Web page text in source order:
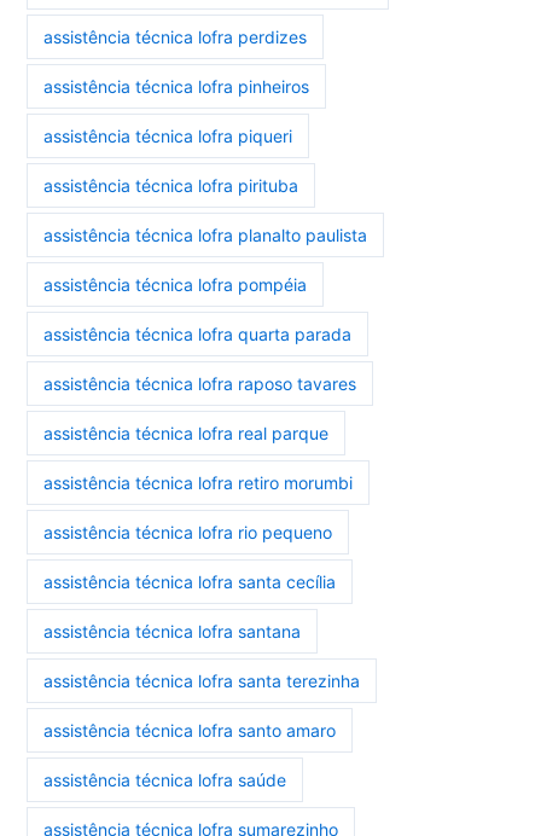
assistência técnica lofra perdizes
assistência técnica lofra pinheiros
assistência técnica lofra piqueri
assistência técnica lofra pirituba
assistência técnica lofra planalto paulista
assistência técnica lofra pompéia
assistência técnica lofra quarta parada
assistência técnica lofra raposo tavares
assistência técnica lofra real parque
assistência técnica lofra retiro morumbi
assistência técnica lofra rio pequeno
assistência técnica lofra santa cecília
assistência técnica lofra santana
assistência técnica lofra santa terezinha
assistência técnica lofra santo amaro
assistência técnica lofra saúde
assistência técnica lofra sumarezinho